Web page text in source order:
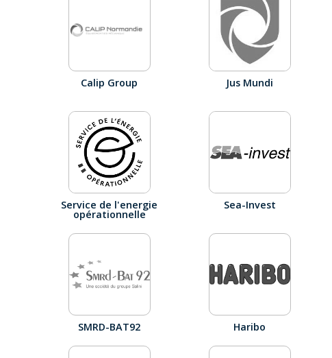
Calip Group Jus Mundi
Service de l'energie
opérationnelle
Sea-Invest
SMRD-BAT92 Haribo